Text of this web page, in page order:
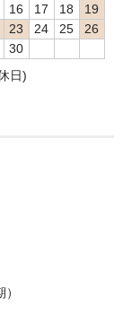
16 17 18
19
23 24 25
26
30
日)